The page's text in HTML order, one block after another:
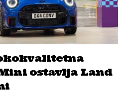
ostavlja Land